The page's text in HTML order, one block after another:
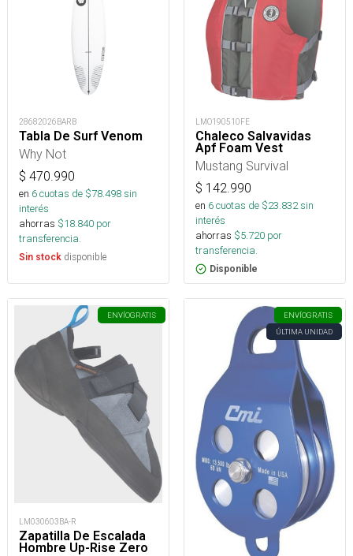
28682026BARB
Tabla De Surf Venom
Why Not
$ 470.990
en 6cuotas de $78.498sin
interés
ahorras $18.840 por
transferencia.
Sin stock disponible
LMO190510FE
Chaleco Salvavidas
Apf Foam Vest
Mustang Survival
$ 142.990
en 6cuotas de $23.832sin
interés
ahorras $5.720 por
transferencia.
Disponible
ENVÍOGRATIS
LM030603BA-R
Zapatilla De Escalada
Hombre Up-Rise Zero
ENVÍOGRATIS
ÚLTIMA UNIDAD